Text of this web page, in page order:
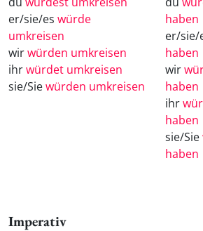
er/sie/es würde
umkreisen
wirwürden umkreisen
ihrwürdet umkreisen
sie/Siewürden umkreisen
haben
er/sie/
haben
wir
haben
ihr
haben
sie/Sie
haben
Imperativ